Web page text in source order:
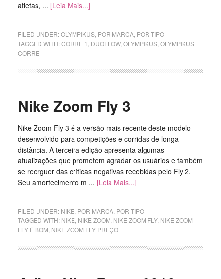
atletas, ... [Leia Mais...]
FILED UNDER:OLYMPIKUS, POR MARCA, POR TIPO
TAGGED WITH:CORRE 1 DUOFLOW, OLYMPIKUS, OLYMPIKUS
CORRE
Nike Zoom Fly 3
Nike Zoom Fly 3 é a versão mais recente deste modelo
desenvolvido para competições e corridas de longa
distância. A terceira edição apresenta algumas
atualizações que prometem agradar os usuários e também
se reerguer das críticas negativas recebidas pelo Fly 2.
Seu amortecimento m ... [Leia Mais...]
FILED UNDER: NIKE POR MARCA, POR TIPO
TAGGED WITH: NIKE NIKE ZOOM NIKE ZOOM FLY, NIKE ZOOM
FLY É BOM NIKE ZOOM FLY PREÇO